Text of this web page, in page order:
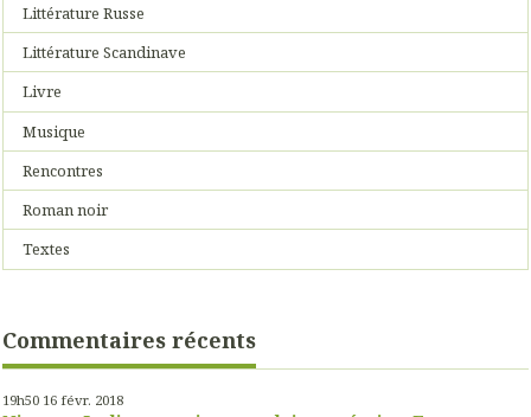
Littérature Russe
Littérature Scandinave
Livre
Musique
Rencontres
Roman noir
Textes
Commentaires récents
19h50 16 févr. 2018